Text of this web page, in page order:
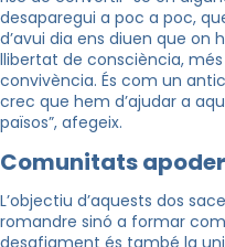
desaparegui a poc a poc,
d’avui dia ens diuen que on
llibertat de consciència,
convivència. És com un
crec que hem d’ajudar a
països”, afegeix.
Comunitats
L’objectiu d’aquests dos
romandre sinó a formar
desafiament és també la